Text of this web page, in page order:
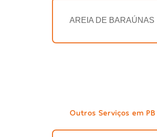
AREIA DE BARAÚNAS
Outros Serviços em PB